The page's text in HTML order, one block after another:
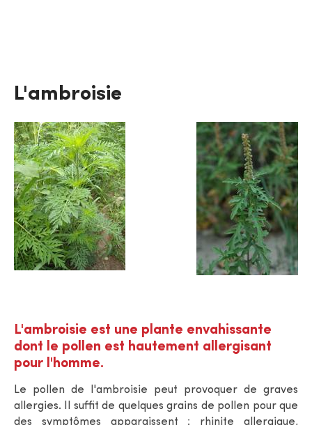
L'ambroisie
L'ambroisie est une plante envahissante
dont le pollen est hautement allergisant
pour l'homme.
Le pollen de l'ambroisie peut provoquer de graves
allergies. Il suffit de quelques grains de pollen pour que
des symptômes apparaissent : rhinite allergique,